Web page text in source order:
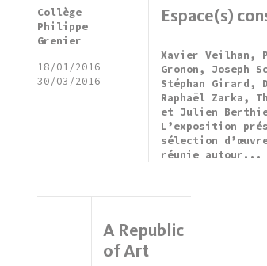
Espace(s)
Xavier Veilhan,
Gronon, Joseph
Stéphan Girard,
Raphaël Zarka,
et Julien
L’exposition
sélection
réunie autour...
Collège
Philippe
Grenier
18/01/2016 -
30/03/2016
A Republic
of Art